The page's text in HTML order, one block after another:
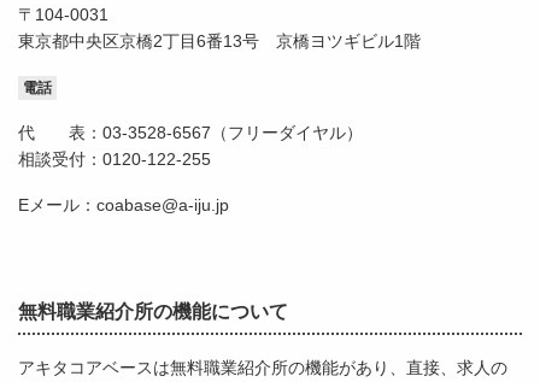
〒104-0031
東京都中央区京橋2丁目6番13号 京橋ヨツギビル1階
電話
代 表：03-3528-6567（フリーダイヤル）
相談受付：0120-122-255
Eメール：coabase@a-iju.jp
無料職業紹介所の機能について
アキタコアベースは無料職業紹介所の機能があり、直接、求人の